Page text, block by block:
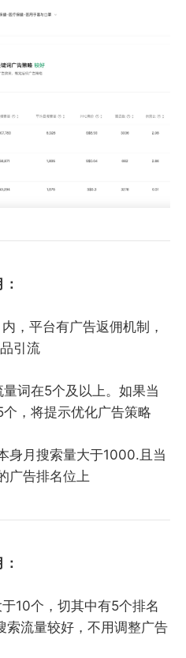
，平台有广告返佣机制，
引流
词在5个及以上。如果当
，将提示优化广告策略
身月搜索量大于1000.且当
广告排名位上
10个，切其中有5个排名
流量较好，不用调整广告